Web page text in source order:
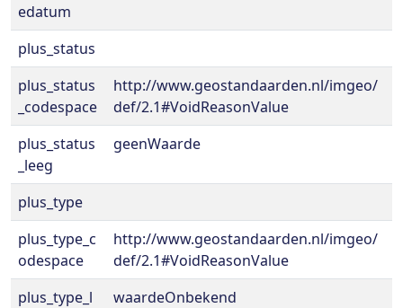
edatum
plus_status
plus_status
_codespace
http://www.geostandaarden.nl/imgeo/
def/2.1#VoidReasonValue
plus_status
_leeg
geenWaarde
plus_type
plus_type_c
odespace
http://www.geostandaarden.nl/imgeo/
def/2.1#VoidReasonValue
plus_type_l
waardeOnbekend